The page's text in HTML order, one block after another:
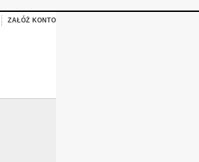
ZAŁÓŻ KONTO